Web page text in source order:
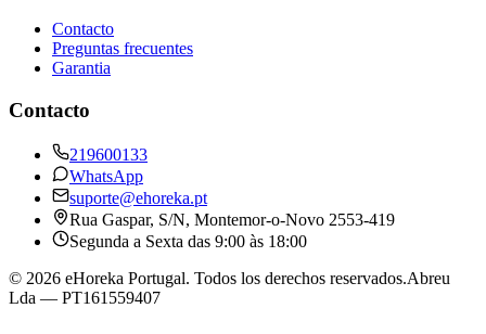
Contacto
Preguntas frecuentes
Garantia
Contacto
219600133
WhatsApp
suporte@ehoreka.pt
Rua Gaspar, S/N, Montemor-o-Novo 2553-419
Segunda a Sexta das 9:00 às 18:00
© 2026 eHoreka Portugal. Todos los derechos reservados.Abreu
Lda — PT161559407